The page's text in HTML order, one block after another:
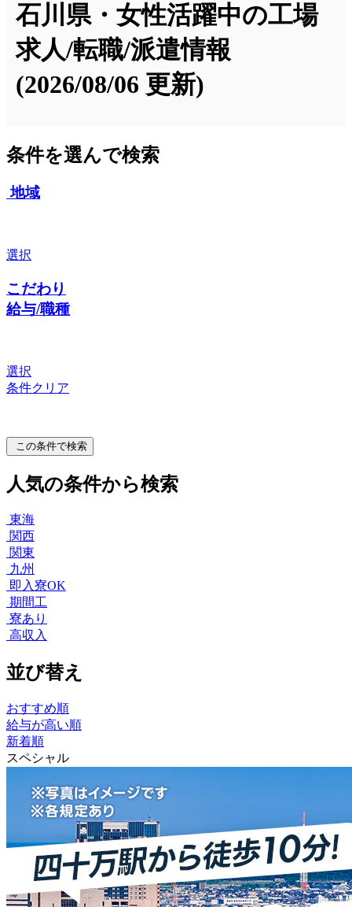
石川県・女性活躍中の工場
求人/転職/派遣情報
(2026/08/06 更新)
条件を選んで検索
地域
選択
こだわり
給与/職種
選択
条件クリア
この条件で検索
人気の条件から検索
東海
関西
関東
九州
即入寮OK
期間工
寮あり
高収入
並び替え
おすすめ順
給与が高い順
新着順
スペシャル